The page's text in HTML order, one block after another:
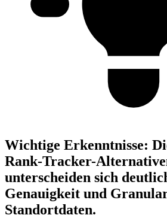
Wichtige Erkenntnisse:
Rank-Tracker-
unterscheiden sich
Genauigkeit und
Standortdaten.